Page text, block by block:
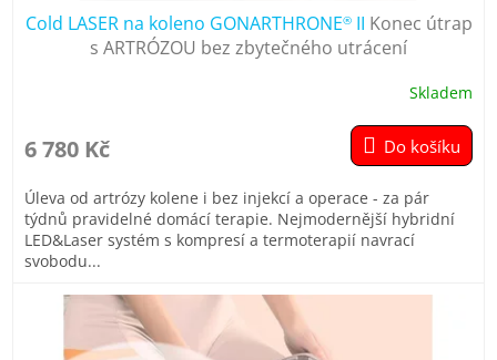
A
R
M
A
Cold LASER na koleno GONARTHRONE®II Konec útrap
s ARTRÓZOU bez zbytečného utrácení
produktu
je
z
5
hvězdiček.
Skladem
6 780 Kč Do košíku
Úleva od artrózy kolene i bez injekcí a operace - za pár
týdnů pravidelné domácí terapie. Nejmodernější hybridní
LED&Laser systém s kompresí a termoterapií navrací
svobodu...